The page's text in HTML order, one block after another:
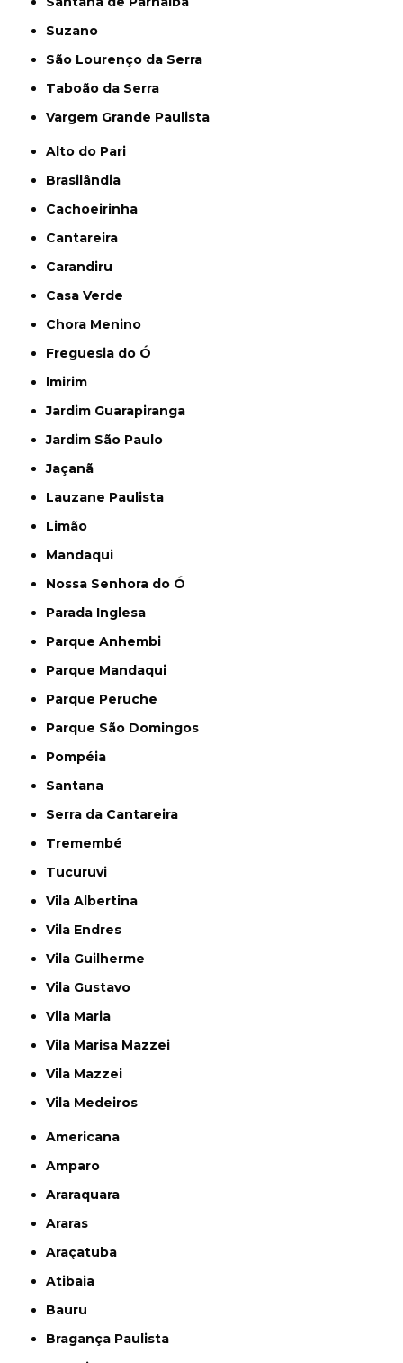
Suzano
São Lourenço da Serra
Taboão da Serra
Vargem Grande Paulista
Alto do Pari
Brasilândia
Cachoeirinha
Cantareira
Carandiru
Casa Verde
Chora Menino
Freguesia do Ó
Imirim
Jardim Guarapiranga
Jardim São Paulo
Jaçanã
Lauzane Paulista
Limão
Mandaqui
Nossa Senhora do Ó
Parada Inglesa
Parque Anhembi
Parque Mandaqui
Parque Peruche
Parque São Domingos
Pompéia
Santana
Serra da Cantareira
Tremembé
Tucuruvi
Vila Albertina
Vila Endres
Vila Guilherme
Vila Gustavo
Vila Maria
Vila Marisa Mazzei
Vila Mazzei
Vila Medeiros
Americana
Amparo
Araraquara
Araras
Araçatuba
Atibaia
Bauru
Bragança Paulista